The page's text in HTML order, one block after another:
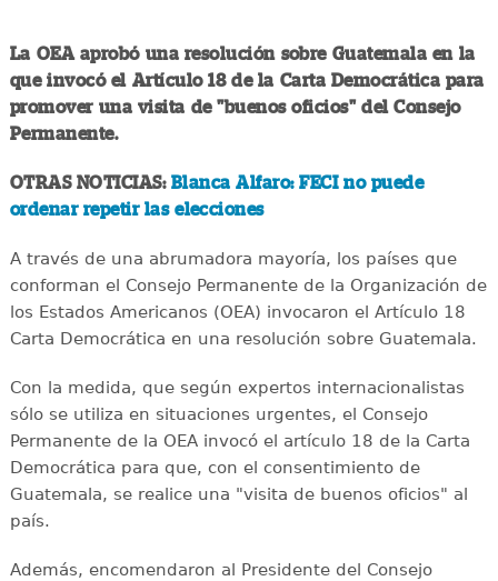
La OEA aprobó una resolución sobre Guatemala en la
que invocó el Artículo 18 de la Carta Democrática para
promover una visita de "buenos oficios" del Consejo
Permanente.
OTRAS NOTICIAS:Blanca Alfaro: FECI no puede
ordenar repetir las elecciones
A través de una abrumadora mayoría, los países que
conforman el Consejo Permanente de la Organización de
los Estados Americanos (OEA) invocaron el Artículo 18
Carta Democrática en una resolución sobre Guatemala.
Con la medida, que según expertos internacionalistas
sólo se utiliza en situaciones urgentes, el Consejo
Permanente de la OEA invocó el artículo 18 de la Carta
Democrática para que, con el consentimiento de
Guatemala, se realice una "visita de buenos oficios" al
país.
Además, encomendaron al Presidente del Consejo